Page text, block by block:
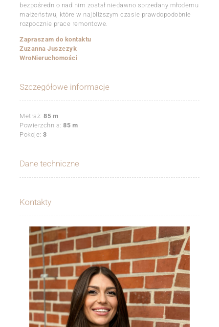
bezpośrednio nad nim został niedawno sprzedany młodemu
małżeństwu, które w najbliższym czasie prawdopodobnie
rozpocznie prace remontowe.
Zapraszam do kontaktu
Zuzanna Juszczyk
WroNieruchomości
Szczegółowe informacje
Metraż: 85 m
Powierzchnia: 85 m
Pokoje: 3
Dane techniczne
Kontakty